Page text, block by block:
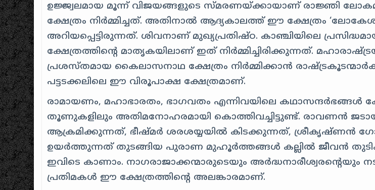
ഉജ്ജ്വലമായ മൂന്ന് വിജയങ്ങളുടെ സ്മരണയ്ക്കായാണ് രാജ്ഞി
ക്ഷേത്രം നിർമ്മിച്ചത്. അതിനാൽ ആദ്യകാലത്ത് ഈ ക്ഷേത്രം
അറിയപ്പെട്ടിരുന്നത്. ശിവനാണ് മുഖ്യപ്രതിഷ്ഠ. കാഞ്ചിയിലെ
ക്ഷേത്രത്തിന്റെ മാതൃകയിലാണ് ഇത് നിർമ്മിച്ചിരിക്കുന്നത്.
പ്രശസ്തമായ കൈലാസനാഥ ക്ഷേത്രം നിർമ്മിക്കാൻ
പട്ടടക്കലിലെ ഈ വിരൂപാക്ഷ ക്ഷേത്രമാണ്.
രാമായണം, മഹാഭാരതം, ഭാഗവതം എന്നിവയിലെ കഥാസന്ദർഭങ്ങൾ
തൂണുകളിലും അതിമനോഹരമായി കൊത്തിവച്ചിട്ടുണ്ട്. രാവണൻ
ആക്രമിക്കുന്നത്, ഭീഷ്മർ ശരശയ്യയിൽ കിടക്കുന്നത്, ശ്രീകൃഷ്ണൻ
ഉയർത്തുന്നത് തുടങ്ങിയ പുരാണ മുഹൂർത്തങ്ങൾ കല്ലിൽ ജീവൻ
ഇവിടെ കാണാം. നാഗരാജാക്കന്മാരുടെയും അർദ്ധനാരീശ്വരന്റെയും
പ്രതിമകൾ ഈ ക്ഷേത്രത്തിന്റെ അലങ്കാരമാണ്.